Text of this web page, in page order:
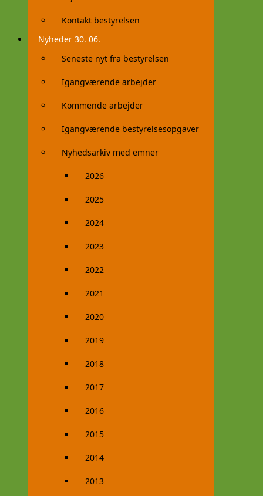
Kontakt bestyrelsen
Nyheder 30. 06.
Seneste nyt fra bestyrelsen
Igangværende arbejder
Kommende arbejder
Igangværende bestyrelsesopgaver
Nyhedsarkiv med emner
2026
2025
2024
2023
2022
2021
2020
2019
2018
2017
2016
2015
2014
2013